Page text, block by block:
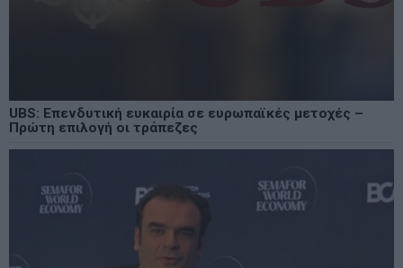
UBS: Επενδυτική ευκαιρία σε ευρωπαϊκές μετοχές –
Πρώτη επιλογή οι τράπεζες